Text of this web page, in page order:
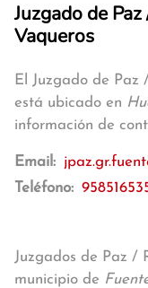
Juzgado de
Vaqueros
El Juzgado de Paz
está ubicado en
información de
Email:
Teléfono:
Juzgados de Paz /
municipio de